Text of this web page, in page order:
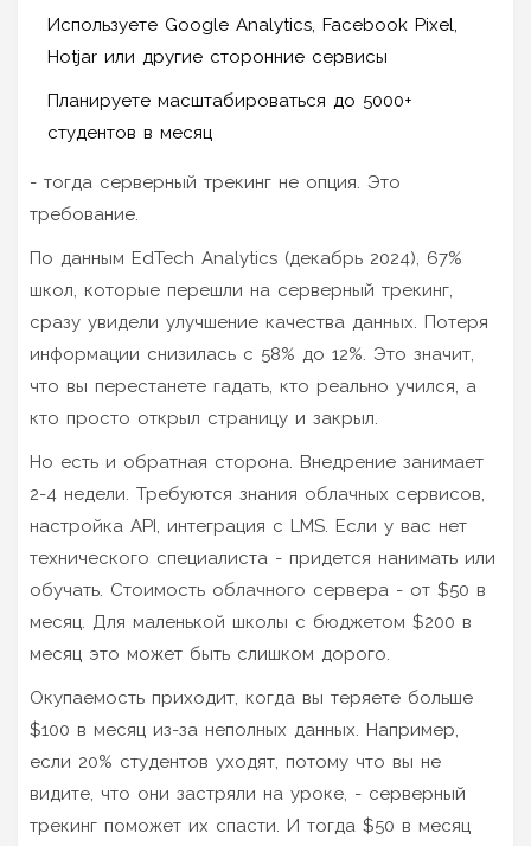
Используете Google Analytics, Facebook Pixel,
Hotjar или другие сторонние сервисы
Планируете масштабироваться до 5000+
студентов в месяц
- тогда серверный трекинг не опция. Это
требование.
По данным EdTech Analytics (декабрь 2024), 67%
школ, которые перешли на серверный трекинг,
сразу увидели улучшение качества данных. Потеря
информации снизилась с 58% до 12%. Это значит,
что вы перестанете гадать, кто реально учился, а
кто просто открыл страницу и закрыл.
Но есть и обратная сторона. Внедрение занимает
2-4 недели. Требуются знания облачных сервисов,
настройка API, интеграция с LMS. Если у вас нет
технического специалиста - придется нанимать или
обучать. Стоимость облачного сервера - от $50 в
месяц. Для маленькой школы с бюджетом $200 в
месяц это может быть слишком дорого.
Окупаемость приходит, когда вы теряете больше
$100 в месяц из-за неполных данных. Например,
если 20% студентов уходят, потому что вы не
видите, что они застряли на уроке, - серверный
трекинг поможет их спасти. И тогда $50 в месяц